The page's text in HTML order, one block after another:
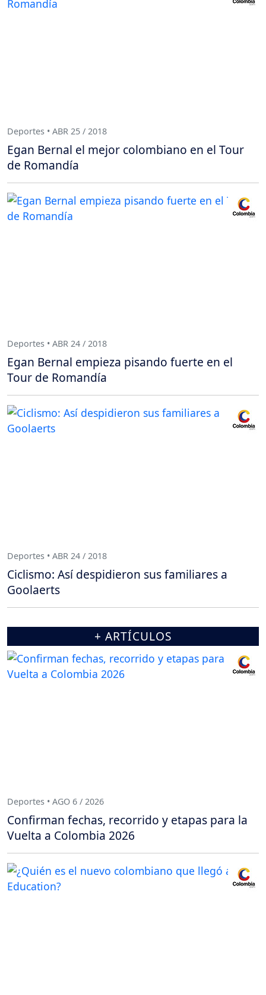
Deportes • ABR 25 / 2018
Egan Bernal el mejor colombiano en el Tour
de Romandía
Deportes • ABR 24 / 2018
Egan Bernal empieza pisando fuerte en el
Tour de Romandía
Deportes • ABR 24 / 2018
Ciclismo: Así despidieron sus familiares a
Goolaerts
+ ARTÍCULOS
Deportes • AGO 6 / 2026
Confirman fechas, recorrido y etapas para la
Vuelta a Colombia 2026